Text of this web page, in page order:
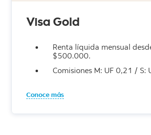
Visa Gold
Renta líquida mensual
$500.000.
Comisiones M: UF 0,21 / S:
Conoce más